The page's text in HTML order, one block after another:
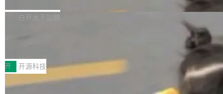
个主 agent 循环，外加一组后台 agent。这些后
库，并将作为transport接入Mooncake TENT。
MPComm将作为一种传输引擎接入Mooncake T
ENT，实现零拷贝传输性能提升30%、非零拷贝
传输性能最高提升5倍。UCL-MPComm底层基
白开水不加糖
型案例入选名单》，深信服“面向企业研发场景的
开源 AI 编程平台 CoStrict 应用”凭借卓越的技术
创新与落地成效成功入选。 全链路私有化部署，
开 开源科技
深信服AI算力网关入选工信部人工智能